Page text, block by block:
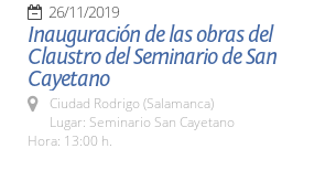
26/11/2019
Inauguración de las obras del
Claustro del Seminario de San
Cayetano
Ciudad Rodrigo (Salamanca)
Lugar: Seminario San Cayetano
Hora: 13:00 h.